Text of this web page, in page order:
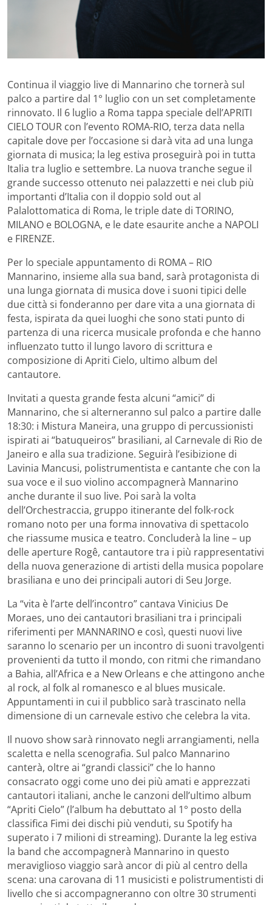
Continua il viaggio live di Mannarino che tornerà sul
palco a partire dal 1° luglio con un set completamente
rinnovato. Il 6 luglio a Roma tappa speciale dell’APRITI
CIELO TOUR con l’evento ROMA-RIO, terza data nella
capitale dove per l’occasione si darà vita ad una lunga
giornata di musica; la leg estiva proseguirà poi in tutta
Italia tra luglio e settembre. La nuova tranche segue il
grande successo ottenuto nei palazzetti e nei club più
importanti d’Italia con il doppio sold out al
Palalottomatica di Roma, le triple date di TORINO,
MILANO e BOLOGNA, e le date esaurite anche a NAPOLI
e FIRENZE.
Per lo speciale appuntamento di ROMA – RIO
Mannarino, insieme alla sua band, sarà protagonista di
una lunga giornata di musica dove i suoni tipici delle
due città si fonderanno per dare vita a una giornata di
festa, ispirata da quei luoghi che sono stati punto di
partenza di una ricerca musicale profonda e che hanno
influenzato tutto il lungo lavoro di scrittura e
composizione di Apriti Cielo, ultimo album del
cantautore.
Invitati a questa grande festa alcuni “amici” di
Mannarino, che si alterneranno sul palco a partire dalle
18:30: i Mistura Maneira, una gruppo di percussionisti
ispirati ai “batuqueiros” brasiliani, al Carnevale di Rio de
Janeiro e alla sua tradizione. Seguirà l’esibizione di
Lavinia Mancusi, polistrumentista e cantante che con la
sua voce e il suo violino accompagnerà Mannarino
anche durante il suo live. Poi sarà la volta
dell’Orchestraccia, gruppo itinerante del folk-rock
romano noto per una forma innovativa di spettacolo
che riassume musica e teatro. Concluderà la line – up
delle aperture Rogê, cantautore tra i più rappresentativi
della nuova generazione di artisti della musica popolare
brasiliana e uno dei principali autori di Seu Jorge.
La “vita è l’arte dell’incontro” cantava Vinicius De
Moraes, uno dei cantautori brasiliani tra i principali
riferimenti per MANNARINO e così, questi nuovi live
saranno lo scenario per un incontro di suoni travolgenti
provenienti da tutto il mondo, con ritmi che rimandano
a Bahia, all’Africa e a New Orleans e che attingono anche
al rock, al folk al romanesco e al blues musicale.
Appuntamenti in cui il pubblico sarà trascinato nella
dimensione di un carnevale estivo che celebra la vita.
Il nuovo show sarà rinnovato negli arrangiamenti, nella
scaletta e nella scenografia. Sul palco Mannarino
canterà, oltre ai “grandi classici” che lo hanno
consacrato oggi come uno dei più amati e apprezzati
cantautori italiani, anche le canzoni dell’ultimo album
“Apriti Cielo” (l’album ha debuttato al 1° posto della
classifica Fimi dei dischi più venduti, su Spotify ha
superato i 7 milioni di streaming). Durante la leg estiva
la band che accompagnerà Mannarino in questo
meraviglioso viaggio sarà ancor di più al centro della
scena: una carovana di 11 musicisti e polistrumentisti di
livello che si accompagneranno con oltre 30 strumenti